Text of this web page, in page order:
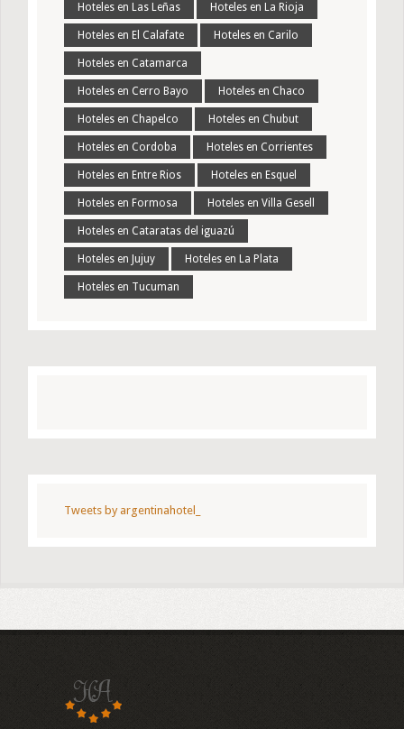
Hoteles en Las Leñas Hoteles en La Rioja
Hoteles en El Calafate Hoteles en Carilo
Hoteles en Catamarca
Hoteles en Cerro Bayo Hoteles en Chaco
Hoteles en Chapelco Hoteles en Chubut
Hoteles en Cordoba Hoteles en Corrientes
Hoteles en Entre Rios Hoteles en Esquel
Hoteles en Formosa Hoteles en Villa Gesell
Hoteles en Cataratas del iguazú
Hoteles en Jujuy Hoteles en La Plata
Hoteles en Tucuman
Tweets by argentinahotel_